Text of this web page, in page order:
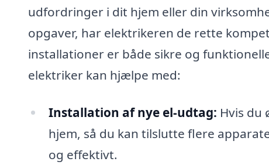
udfordringer i dit hjem eller din
opgaver, har elektrikeren de rette
installationer er både sikre og
elektriker kan hjælpe med:
Installation af nye el-udtag: Hvis du
hjem, så du kan tilslutte flere
og effektivt.